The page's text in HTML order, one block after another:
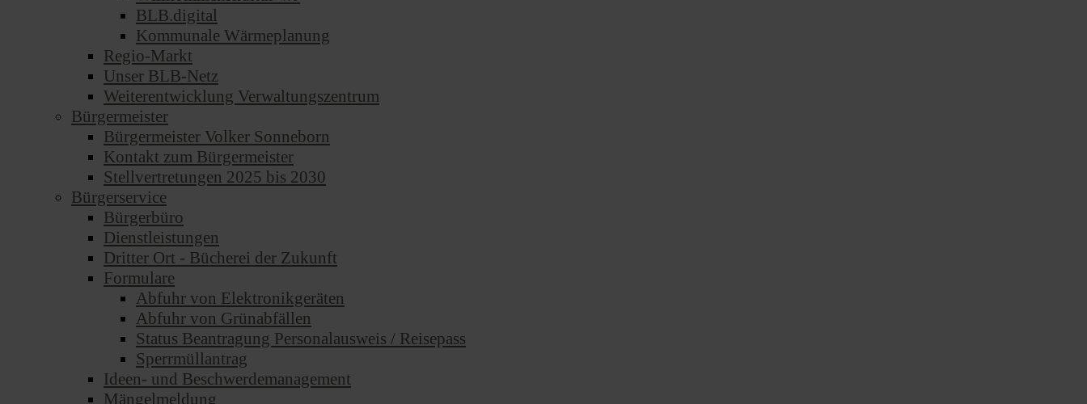
BLB.digital
Kommunale Wärmeplanung
Regio-Markt
Unser BLB-Netz
Weiterentwicklung Verwaltungszentrum
Bürgermeister
Bürgermeister Volker Sonneborn
Kontakt zum Bürgermeister
Stellvertretungen 2025 bis 2030
Bürgerservice
Bürgerbüro
Dienstleistungen
Dritter Ort - Bücherei der Zukunft
Formulare
Abfuhr von Elektronikgeräten
Abfuhr von Grünabfällen
Status Beantragung Personalausweis / Reisepass
Sperrmüllantrag
Ideen- und Beschwerdemanagement
Mängelmeldung